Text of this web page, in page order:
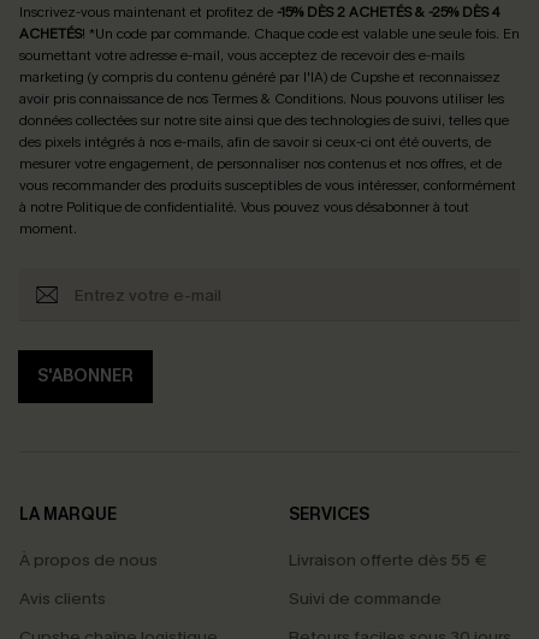
Inscrivez-vous maintenant et profitez de -15% DÈS 2 ACHETÉS & -25% DÈS 4
ACHETÉS! *Un code par commande. Chaque code est valable une seule fois. En
soumettant votre adresse e-mail, vous acceptez de recevoir des e-mails
marketing (y compris du contenu généré par l'IA) de Cupshe et reconnaissez
avoir pris connaissance de nosTermes & Conditions. Nous pouvons utiliser les
données collectées sur notre site ainsi que des technologies de suivi, telles que
des pixels intégrés à nos e-mails, afin de savoir si ceux-ci ont été ouverts, de
mesurer votre engagement, de personnaliser nos contenus et nos offres, et de
vous recommander des produits susceptibles de vous intéresser, conformément
à notre Politique de confidentialité. Vous pouvez vous désabonner à tout
moment.
S'ABONNER
LA MARQUE
À propos de nous
Avis clients
SERVICES
Livraison offerte dès 55 €
Suivi de commande